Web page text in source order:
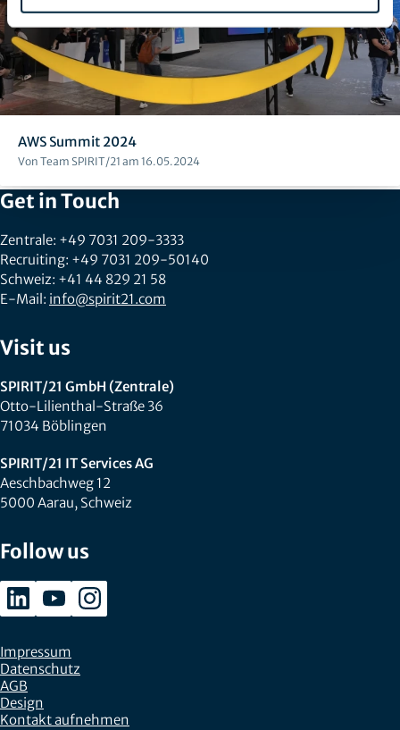
AWS Summit 2024
Von Team SPIRIT/21 am 16.05.2024
Get in Touch
Zentrale: +49 7031 209-3333
Recruiting: +49 7031 209-50140
Schweiz: +41 44 829 21 58
E-Mail: info@spirit21.com
Visit us
SPIRIT/21 GmbH (Zentrale)
Otto-Lilienthal-Straße 36
71034 Böblingen
SPIRIT/21 IT Services AG
Aeschbachweg 12
5000 Aarau, Schweiz
Follow us
Impressum
Datenschutz
AGB
Design
Kontakt aufnehmen